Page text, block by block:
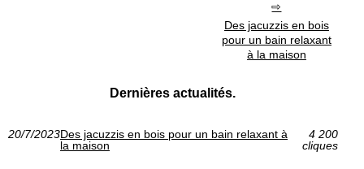
Des jacuzzis en bois
pour un bain relaxant
à la maison
Dernières actualités.
20/7/2023Des jacuzzis en bois pour un bain relaxant à
la maison
4 200
cliques